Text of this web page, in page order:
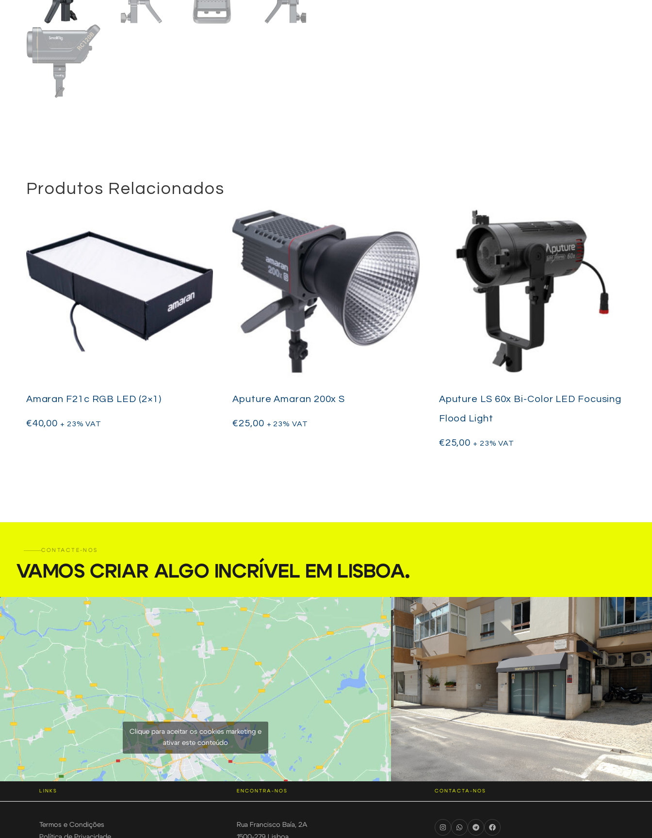
Produtos Relacionados
Amaran F21c RGB LED (2×1)
€40,00 + 23% VAT
Aputure Amaran 200x S
€25,00 + 23% VAT
Aputure LS 60x Bi-Color LED Focusing
Flood Light
€25,00 + 23% VAT
CONTACTE-NOS
VAMOS CRIAR ALGO INCRÍVEL EM LISBOA.
Clique para aceitar os cookies marketing e
ativar este conteúdo
LINKS ENCONTRA-NOS CONTACTA-NOS
Termos e Condições
Rua Francisco Baía, 2A